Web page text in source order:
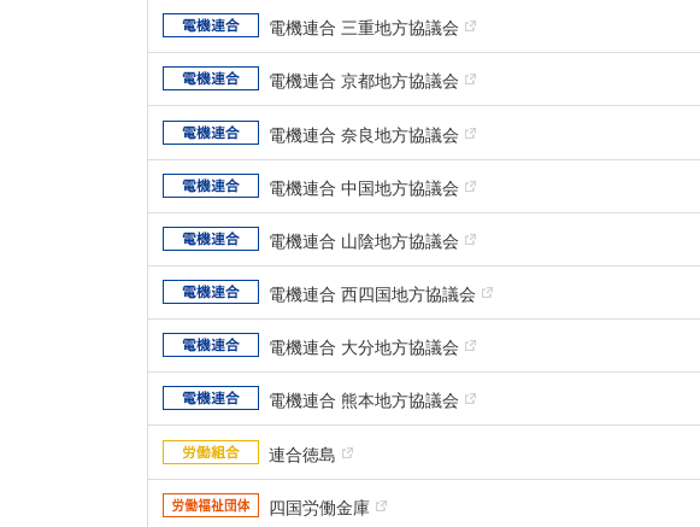
電機連合 三重地方協議会
電機連合 京都地方協議会
電機連合 奈良地方協議会
電機連合 中国地方協議会
電機連合 山陰地方協議会
電機連合 西四国地方協議会
電機連合 大分地方協議会
電機連合 熊本地方協議会
連合徳島
四国労働金庫